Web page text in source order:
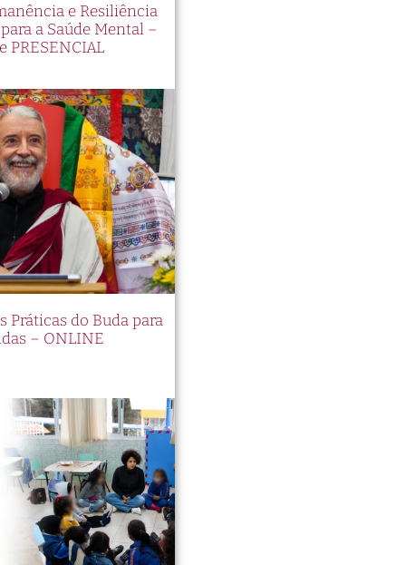
e Resiliência
a Saúde Mental –
PRESENCIAL
Práticas do Buda para
– ONLINE